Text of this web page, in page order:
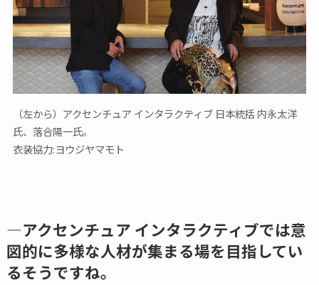
（左から）アクセンチュア インタラクティブ 日本統括 内永太洋
氏、落合陽一氏。
衣装協力:ヨウジヤマモト
―アクセンチュア インタラクティブでは意
図的に多様な人材が集まる場を目指してい
るそうですね。